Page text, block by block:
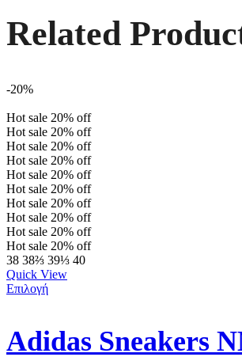
Related
-20%
Hot sale 20% off
Hot sale 20% off
Hot sale 20% off
Hot sale 20% off
Hot sale 20% off
Hot sale 20% off
Hot sale 20% off
Hot sale 20% off
Hot sale 20% off
Hot sale 20% off
38 38⅔ 39⅓ 40
Quick View
Επιλογή